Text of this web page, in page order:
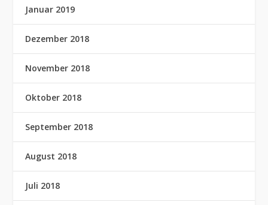
Januar 2019
Dezember 2018
November 2018
Oktober 2018
September 2018
August 2018
Juli 2018